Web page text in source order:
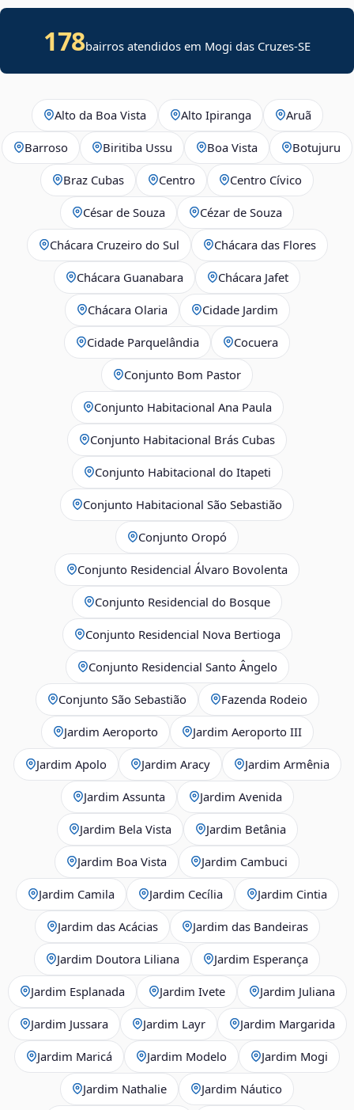
178bairros atendidos em Mogi das Cruzes-SE
Alto da Boa Vista Alto Ipiranga Aruã
Barroso Biritiba Ussu Boa Vista Botujuru
Braz Cubas Centro Centro Cívico
César de Souza Cézar de Souza
Chácara Cruzeiro do Sul Chácara das Flores
Chácara Guanabara Chácara Jafet
Chácara Olaria Cidade Jardim
Cidade Parquelândia Cocuera
Conjunto Bom Pastor
Conjunto Habitacional Ana Paula
Conjunto Habitacional Brás Cubas
Conjunto Habitacional do Itapeti
Conjunto Habitacional São Sebastião
Conjunto Oropó
Conjunto Residencial Álvaro Bovolenta
Conjunto Residencial do Bosque
Conjunto Residencial Nova Bertioga
Conjunto Residencial Santo Ângelo
Conjunto São Sebastião Fazenda Rodeio
Jardim Aeroporto Jardim Aeroporto III
Jardim Apolo Jardim Aracy Jardim Armênia
Jardim Assunta Jardim Avenida
Jardim Bela Vista Jardim Betânia
Jardim Boa Vista Jardim Cambuci
Jardim Camila Jardim Cecília Jardim Cintia
Jardim das Acácias Jardim das Bandeiras
Jardim Doutora Liliana Jardim Esperança
Jardim Esplanada Jardim Ivete Jardim Juliana
Jardim Jussara Jardim Layr Jardim Margarida
Jardim Maricá Jardim Modelo Jardim Mogi
Jardim Nathalie Jardim Náutico